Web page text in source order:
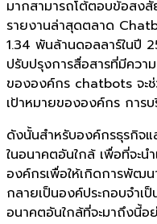
มากสามารถโต้ตอบข้อสง
รายงานล่าสุดตลาด
1.34 พันล้านดอลลาร์ในปี
ปรับปรุงการสื่อสารที่มีควา
ขององค์กร chatbots จะ
เป้าหมายขององค์กร การบ
ดังนั้นสำหรับองค์กรธุรกิจ
ในอนาคตอันใกล้ เพื่อที่จะน
องค์กรเพื่อให้เกิดการพัฒ
กลายเป็นองค์ประกอบจำเ
อนาคตอันใกล้ที่จะมาถึงนี้อ